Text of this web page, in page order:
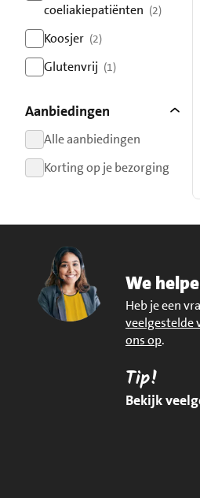
coeliakiepatiënten (2)
resultaten
Koosjer (2)
resultaten
Glutenvrij (1)
Aanbiedingen
Alle aanbiedingen
resultaten
Korting op je bezorging
We
Heb je een
veelgestelde
ons op.
Tip!
Bekijk